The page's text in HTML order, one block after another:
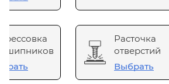
Расточка
отверстий
Выбрать